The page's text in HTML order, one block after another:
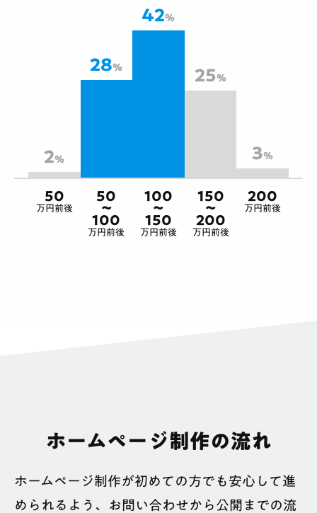
2
50
万円前後
28
50
〜
100
万円前後
42
100
〜
150
万円前後
25
150
〜
200
万円前後
3
200
万円前後
ホームページ制作の流れ
ホームページ制作が初めての方でも安心して進
められるよう、お問い合わせから公開までの流